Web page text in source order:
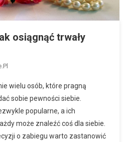
osiągnąć trwały
wielu osób, które pragną
sobie pewności siebie.
popularne, a ich
może znaleźć coś dla siebie.
o zabiegu warto zastanowić